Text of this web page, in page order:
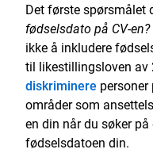
Det første spørsmålet
fødselsdato på CV-en?
ikke å inkludere
til likestillingsloven av
diskriminere
områder som
en din når du søker
fødselsdatoen din.